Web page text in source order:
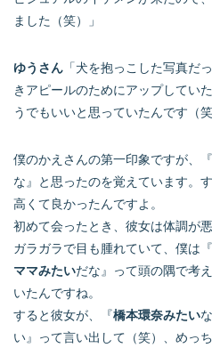
ました（笑）」
ゆうさん 「犬を抱っこした写真だ
きアピールのためにアップしてい
うでもいいと思っていたんです（笑
僕のかえさんの第一印象ですが、
な』と思ったのを覚えています。
高くて良かったんですよ。
初めて会ったとき、彼女は体調が
ガラガラで目も腫れていて、僕は
ママみたいだな』って頭の隅で考
いたんですね。
すると彼女が、『橋本環奈みたい
い』って言い出して（笑）、めっ